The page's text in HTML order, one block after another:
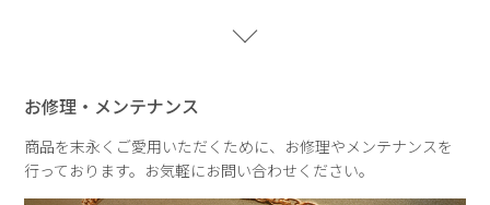
出版する他、美容ツールの開発も手掛ける。
お修理・メンテナンス
商品を末永くご愛用いただくために、お修理やメンテナンスを
行っております。お気軽にお問い合わせください。